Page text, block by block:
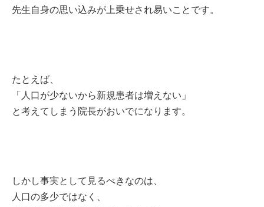
先生自身の思い込みが上乗せされ易いことです。
たとえば、
「人口が少ないから新規患者は増えない」
と考えてしまう院長がおいでになります。
しかし事実として見るべきなのは、
人口の多少ではなく、